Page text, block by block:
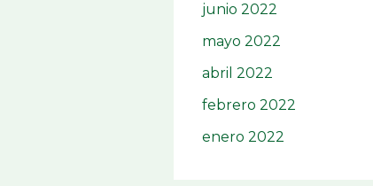
junio 2022
mayo 2022
abril 2022
febrero 2022
enero 2022